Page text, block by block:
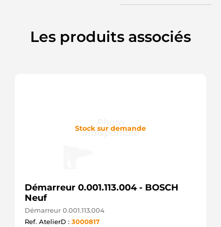
Les produits associés
Stock sur demande
Démarreur 0.001.113.004 - BOSCH
Neuf
Démarreur 0.001.113.004
Ref. AtelierD : 3000817